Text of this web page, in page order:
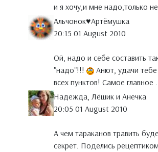
и я хочу,и мне надо,только
Альчонок♥Артёмушка
20:15 01 August 2010
Ой, надо и себе составить
"надо"!!!
Анют, удачи
всех пунктов! Самое главное
Надежда, Лёшик и Анечка
20:05 01 August 2010
А чем тараканов травить
секрет. Поделись